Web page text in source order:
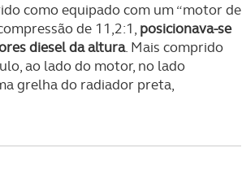
como equipado com um “motor de
de 11,2:1, posicionava-se
diesel da altura. Mais comprido
ao lado do motor, no lado
grelha do radiador preta,